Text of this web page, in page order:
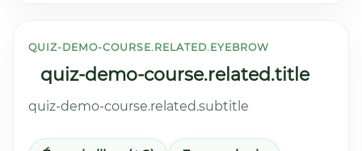
QUIZ-DEMO-COURSE.RELATED.EYEBROW
quiz-demo-course.related.title
quiz-demo-course.related.subtitle